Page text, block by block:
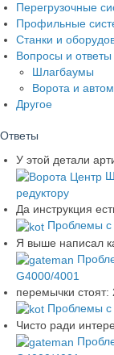
Перегрузочные
Профильные
Станки и
Вопросы и ответы
Шлагбаумы
Ворота и
Другое
Ответы
У этой детали
редуктору
Да инструкция
Проблемы с
Я выше написал
G4000/4001
перемычки стоят:
Проблемы с
Чисто ради